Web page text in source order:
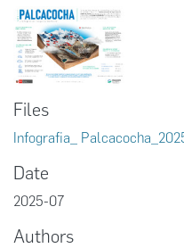
Files
Infografia_
Date
2025-07
Authors